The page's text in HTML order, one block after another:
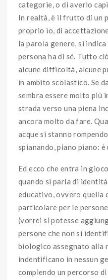
categorie, o di averlo
In realtà, è il frutto di un
proprio io, di
la parola genere, si
persona ha di sé. Tutto
alcune difficoltà, alcune
in ambito scolastico. Se
sembra essere molto più
strada verso una piena
ancora molto da fare.
acque si stanno
spianando, piano piano: è
Ed ecco che entra in
quando si parla di
educativo, ovvero quella
particolare per le
(vorrei si potesse
persone che non si
biologico assegnato alla
indentificano in nessun
compiendo un percorso